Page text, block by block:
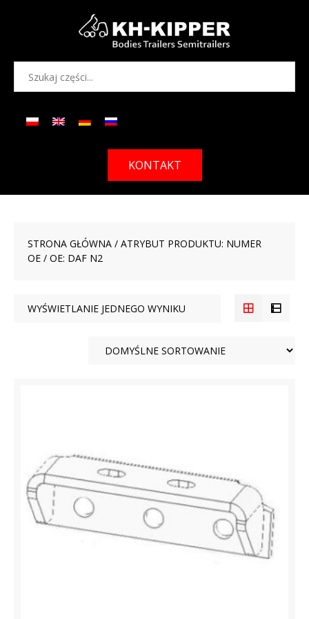
KONTAKT
STRONA GŁÓWNA / ATRYBUT PRODUKTU: NUMER
OE / OE: DAF N2
WYŚWIETLANIE JEDNEGO WYNIKU